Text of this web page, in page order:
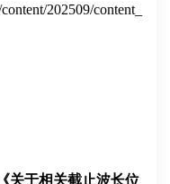
202509/content_
关于相关截止波长位